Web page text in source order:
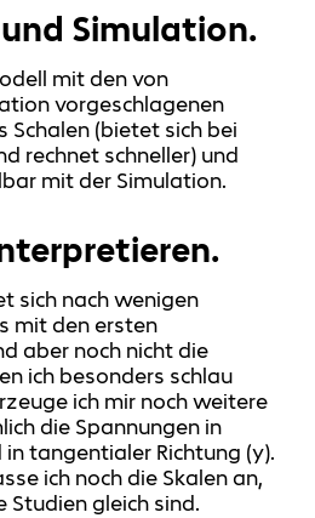
Simulation.
mit den von
vorgeschlagenen
Schalen (bietet sich bei
rechnet schneller) und
mit der Simulation.
sich nach wenigen
mit den ersten
aber noch nicht die
ich besonders schlau
ich mir noch weitere
die Spannungen in
tangentialer Richtung (y).
ich noch die Skalen an,
Studien gleich sind.